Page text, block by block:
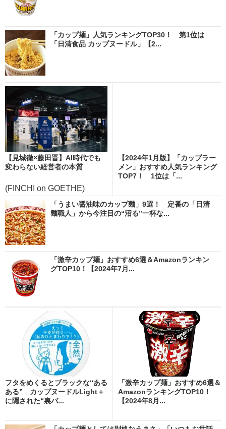
「カップ麺」人気ランキングTOP30！ 第1位は
「日清食品 カップヌードル」【2...
【見城徹×藤田晋】AI時代でも
変わらない経営者の本質
(FINCHI on GOETHE)
【2024年1月版】「カップラー
メン」おすすめ人気ランキング
TOP7！ 1位は「...
「うまい醤油味のカップ麺」9選！ 定番の「日清
麺職人」から今注目の“沼る”一杯な...
「激辛カップ麺」おすすめ6選＆Amazonランキン
グTOP10！【2024年7月...
フタをめくるとブラックな“ある
ある” カップヌードルLight＋
に隠された“裏バ...
「激辛カップ麺」おすすめ6選＆
AmazonランキングTOP10！
【2024年8月...